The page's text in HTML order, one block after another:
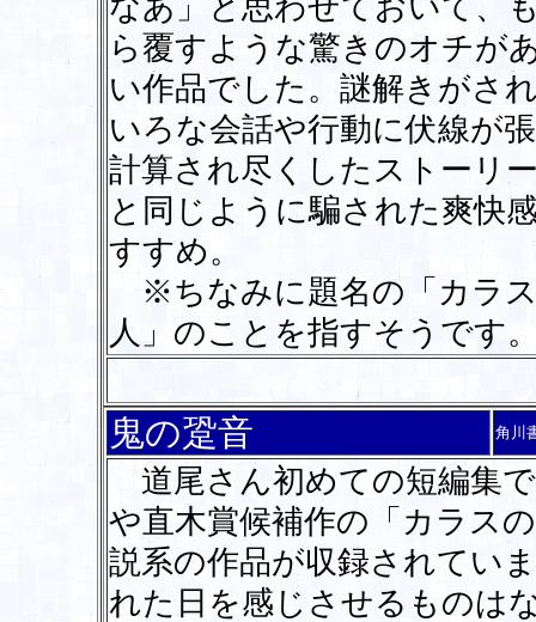
なあ」と思わせておいて、
ら覆すような驚きのオチが
い作品でした。謎解きがさ
いろな会話や行動に伏線が
計算され尽くしたストーリ
と同じように騙された爽快
すすめ。
※ちなみに題名の「カラス
人」のことを指すそうです
鬼の跫音 角川
道尾さん初めての短編集
や直木賞候補作の「カラス
説系の作品が収録されてい
れた日を感じさせるものは